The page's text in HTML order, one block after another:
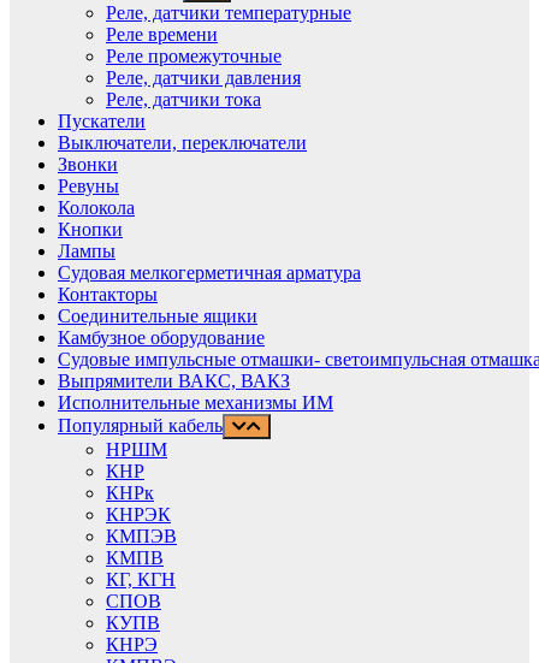
Реле, датчики температурные
Реле времени
Реле промежуточные
Реле, датчики давления
Реле, датчики тока
Пускатели
Выключатели, переключатели
Звонки
Ревуны
Колокола
Кнопки
Лампы
Судовая мелкогерметичная арматура
Контакторы
Соединительные ящики
Камбузное оборудование
Судовые импульсные отмашки- светоимпульсная
Выпрямители ВАКС, ВАКЗ
Исполнительные механизмы ИМ
Популярный кабель
НРШМ
КНР
КНРк
КНРЭК
КМПЭВ
КМПВ
КГ, КГН
СПОВ
КУПВ
КНРЭ